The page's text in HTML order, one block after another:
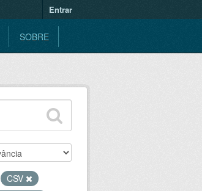
Entrar
SOBRE
CSV